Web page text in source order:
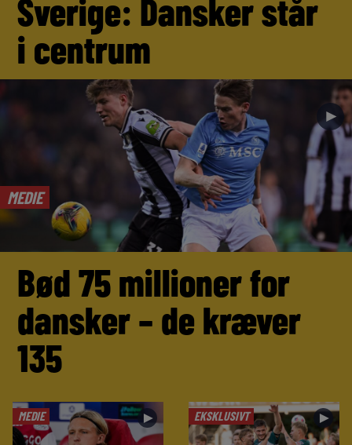
Sverige: Dansker står
i centrum
MEDIE
►
Bød 75 millioner for
dansker – de kræver
135
MEDIE ► EKSKLUSIVT ►